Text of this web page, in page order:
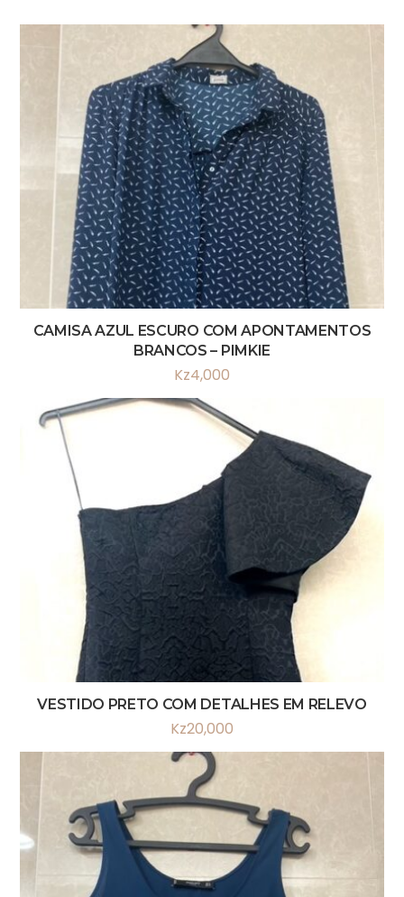
CAMISA AZUL ESCURO COM APONTAMENTOS
BRANCOS – PIMKIE
Kz4,000
VESTIDO PRETO COM DETALHES EM RELEVO
Kz20,000